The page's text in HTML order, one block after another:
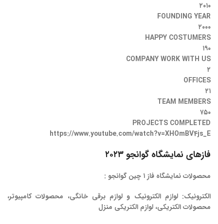
۲۰۱۰
FOUNDING YEAR
۲۰۰۰
HAPPY COSTUMERS
۱۹۰
COMPANY WORK WITH US
۲
OFFICES
۲۱
TEAM MEMBERS
۷۵۰
PROJECTS COMPLETED
https://www.youtube.com/watch?v=XHOmBV4js_E
فازهای نمایشگاه گوانجو ۲۰۲۳
محصولات نمایشگاه فاز ۱ چین گوانجو :
الکترونیک: لوازم الکترونیک و لوازم برقی خانگی، محصولات کامپیوتر،
محصولات الکتریکی، لوازم الکتریکی منزل